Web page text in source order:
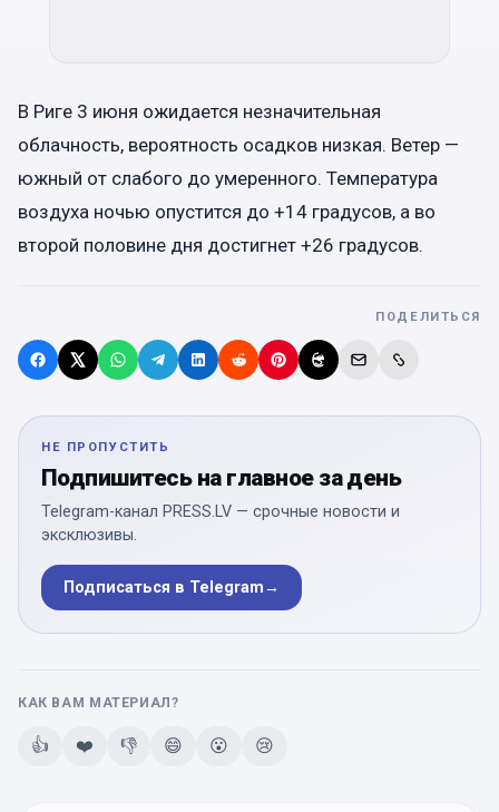
В Риге 3 июня ожидается незначительная
облачность, вероятность осадков низкая. Ветер —
южный от слабого до умеренного. Температура
воздуха ночью опустится до +14 градусов, а во
второй половине дня достигнет +26 градусов.
ПОДЕЛИТЬСЯ
НЕ ПРОПУСТИТЬ
Подпишитесь на главное за день
Telegram-канал PRESS.LV — срочные новости и
эксклюзивы.
Подписаться в Telegram→
КАК ВАМ МАТЕРИАЛ?
👍 ❤️ 👎 😄 😮 😢